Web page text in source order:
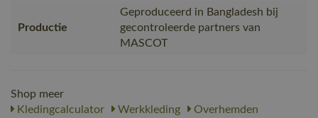
Productie
Geproduceerd in Bangladesh bij
gecontroleerde partners van
MASCOT
Shop meer
Kledingcalculator
Werkkleding
Overhemden